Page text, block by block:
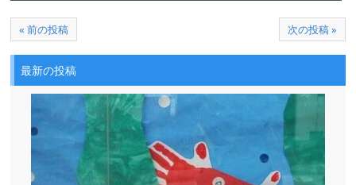
« 前の投稿 次の投稿 »
最新の投稿